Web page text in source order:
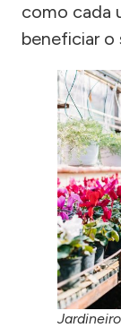
como cada
beneficiar o